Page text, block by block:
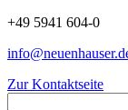
+49 5941 604-0
Zur Kontaktseite